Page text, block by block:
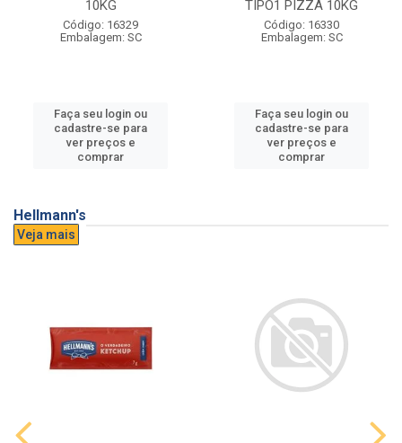
10KG
Código: 16329
Embalagem: SC
Faça seu login ou
cadastre-se para
ver preços e
comprar
TIPO1 PIZZA 10KG
Código: 16330
Embalagem: SC
Faça seu login ou
cadastre-se para
ver preços e
comprar
Hellmann's
Veja mais